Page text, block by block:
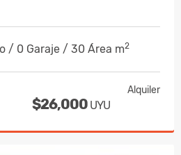
/ 0 Garaje / 30 Área m2
Alquiler
$26,000 UYU